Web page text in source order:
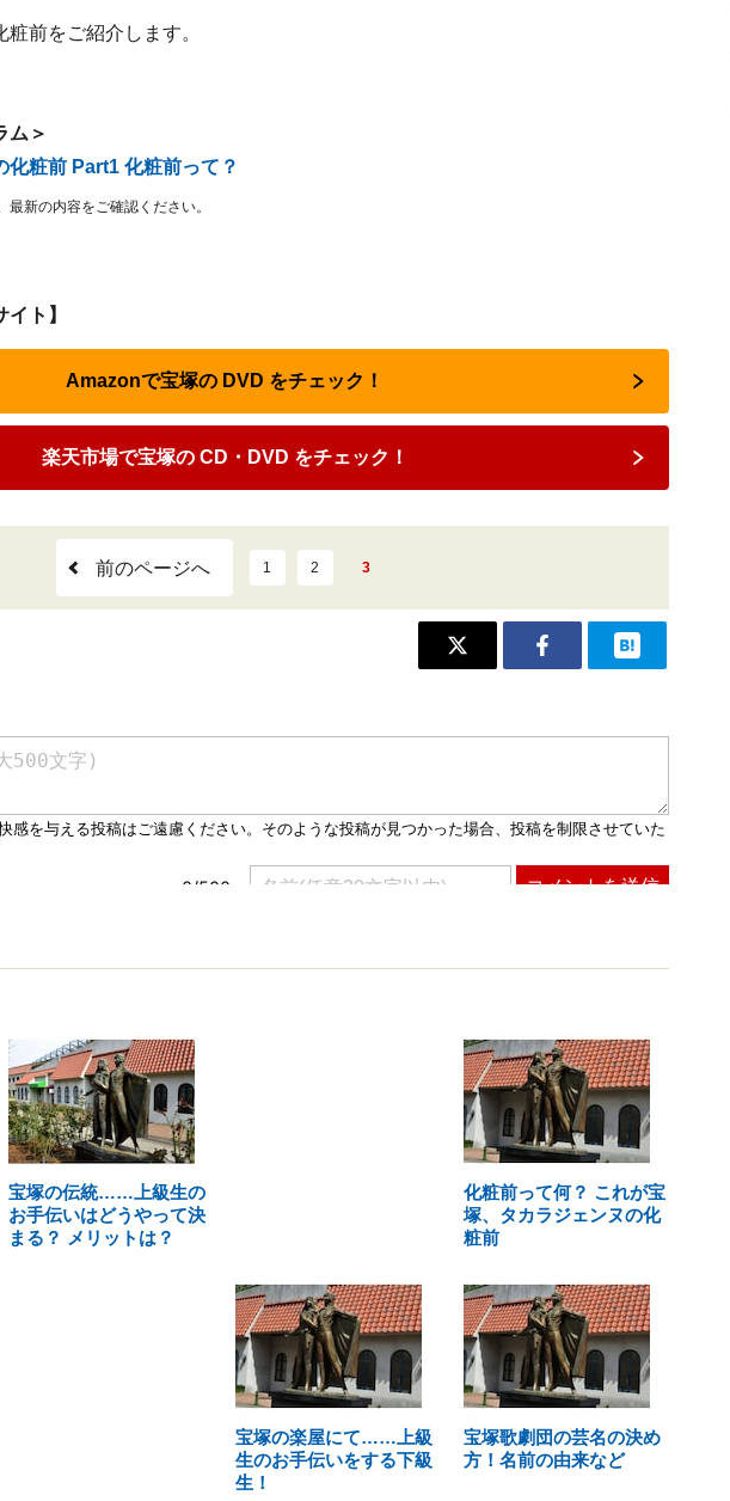
前をご紹介します。
ム＞
化粧前 Part1 化粧前って？
新の内容をご確認ください。
ト】
Amazonで宝塚の DVD をチェック！
楽天市場で宝塚の CD・DVD をチェック！
前のページへ 1 2 3
宝塚の伝統……上級生の
お手伝いはどうやって決
まる？ メリットは？
化粧前って何？ これが宝
塚、タカラジェンヌの化
粧前
宝塚の楽屋にて……上級
生のお手伝いをする下級
生！
宝塚歌劇団の芸名の決め
方！名前の由来など